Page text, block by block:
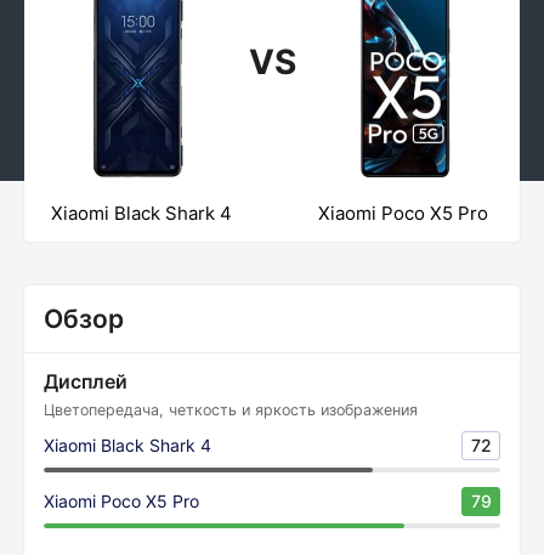
VS
Xiaomi Black Shark 4 Xiaomi Poco X5 Pro
Обзор
Дисплей
Цветопередача, четкость и яркость изображения
Xiaomi Black Shark 4 72
Xiaomi Poco X5 Pro 79